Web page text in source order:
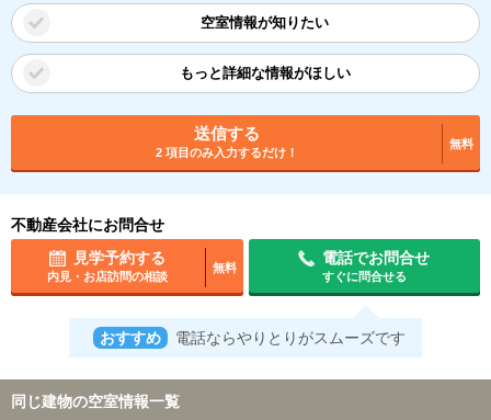
空室情報が知りたい
もっと詳細な情報がほしい
送信する
2 項目のみ入力するだけ！
無料
不動産会社にお問合せ
見学予約する
内見・お店訪問の相談
無料
電話でお問合せ
すぐに問合せる
おすすめ 電話ならやりとりがスムーズです
同じ建物の空室情報一覧